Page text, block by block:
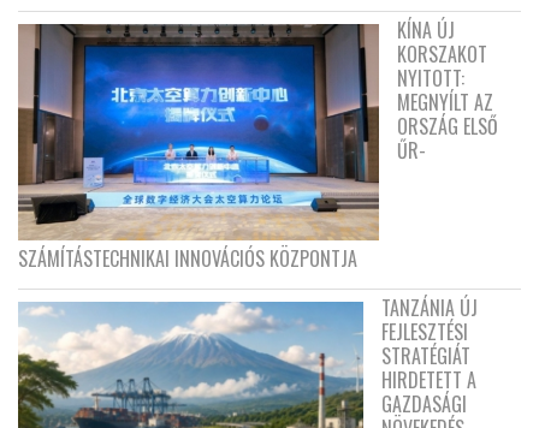
KÍNA ÚJ
KORSZAKOT
NYITOTT:
MEGNYÍLT AZ
ORSZÁG ELSŐ
ŰR-
SZÁMÍTÁSTECHNIKAI INNOVÁCIÓS KÖZPONTJA
TANZÁNIA ÚJ
FEJLESZTÉSI
STRATÉGIÁT
HIRDETETT A
GAZDASÁGI